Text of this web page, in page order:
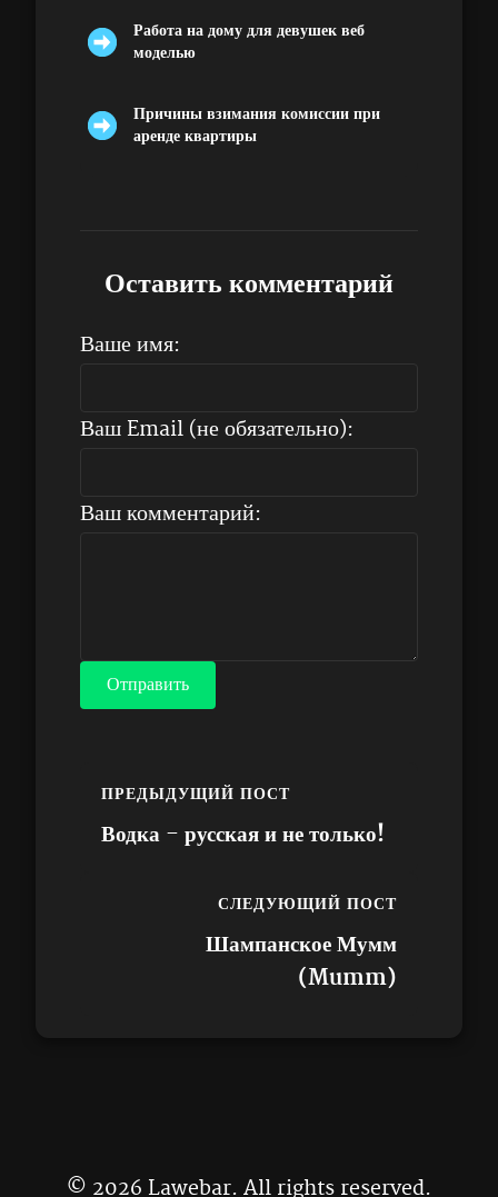
Работа на дому для девушек веб
моделью
Причины взимания комиссии при
аренде квартиры
Оставить комментарий
Ваше имя:
Ваш Email (не обязательно):
Ваш комментарий:
Отправить
ПРЕДЫДУЩИЙ ПОСТ
Водка - русская и не только!
СЛЕДУЮЩИЙ ПОСТ
Шампанское Мумм
(Mumm)
© 2026 Lawebar. All rights reserved.